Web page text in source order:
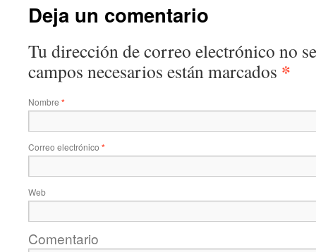
Deja un comentario
Tu dirección de correo electrónico no
campos necesarios están marcados *
Nombre *
Correo electrónico *
Web
Comentario